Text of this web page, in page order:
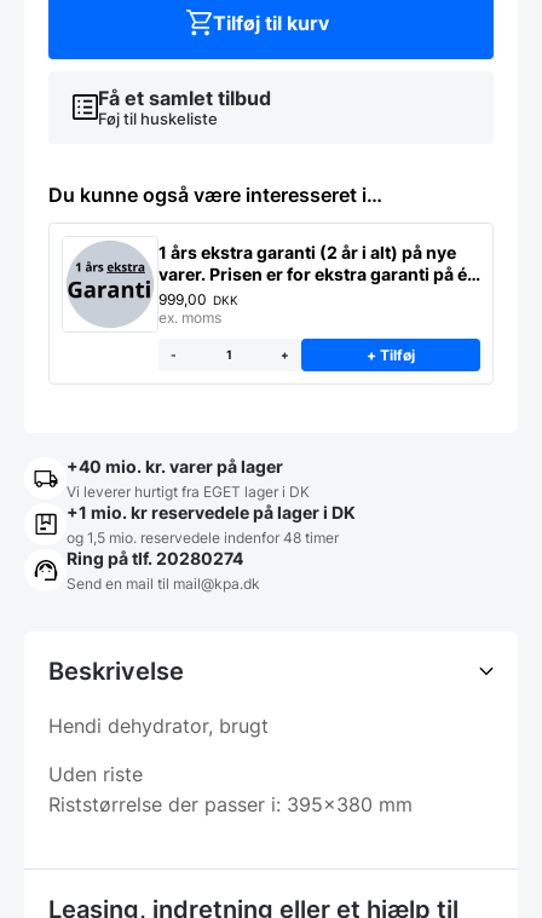
Få et samlet tilbud
Føj til huskeliste
Tilføj til kurv
Du kunne også være interesseret i…
1 års ekstra garanti (2 år i alt) på nye
varer. Prisen er for ekstra garanti på ét
produkt
999,00 DKK
ex. moms
- + + Tilføj
+40 mio. kr. varer på lager
Vi leverer hurtigt fra EGET lager i DK
+1 mio. kr reservedele på lager i DK
og 1,5 mio. reservedele indenfor 48 timer
Ring på tlf. 20280274
Send en mail til mail@kpa.dk
Beskrivelse
Hendi dehydrator, brugt
Uden riste
Riststørrelse der passer i: 395×380 mm
Leasing, indretning eller et hjælp til